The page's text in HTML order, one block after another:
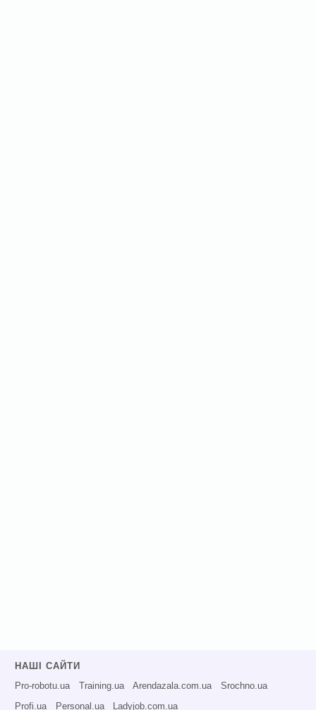
НАШІ САЙТИ
Pro-robotu.ua Training.ua Arendazala.com.ua Srochno.ua
Profi.ua Personal.ua Ladyjob.com.ua